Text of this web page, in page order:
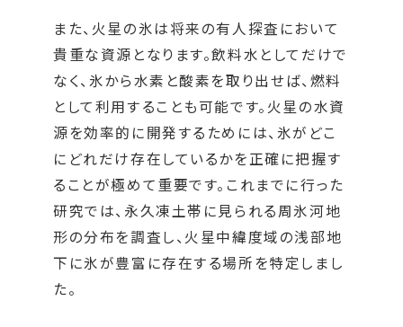
また、火星の氷は将来の有人探査において
貴重な資源となります。飲料水としてだけで
なく、氷から水素と酸素を取り出せば、燃料
として利用することも可能です。火星の水資
源を効率的に開発するためには、氷がどこ
にどれだけ存在しているかを正確に把握す
ることが極めて重要です。これまでに行った
研究では、永久凍土帯に見られる周氷河地
形の分布を調査し、火星中緯度域の浅部地
下に氷が豊富に存在する場所を特定しまし
た。